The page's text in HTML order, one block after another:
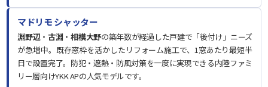
マドリモ シャッター
淵野辺・ 古淵 ・相模大野の築年数が経過した戸建で「後付け」ニーズ
が急増中。既存窓枠を活かしたリフォーム施工で、1窓あたり最短半
日で設置完了。防犯・遮熱・防風対策を一度に実現できる内陸ファミ
リー層向けYKK APの人気モデルです。